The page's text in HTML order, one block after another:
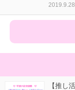
2019.9.28
【推し